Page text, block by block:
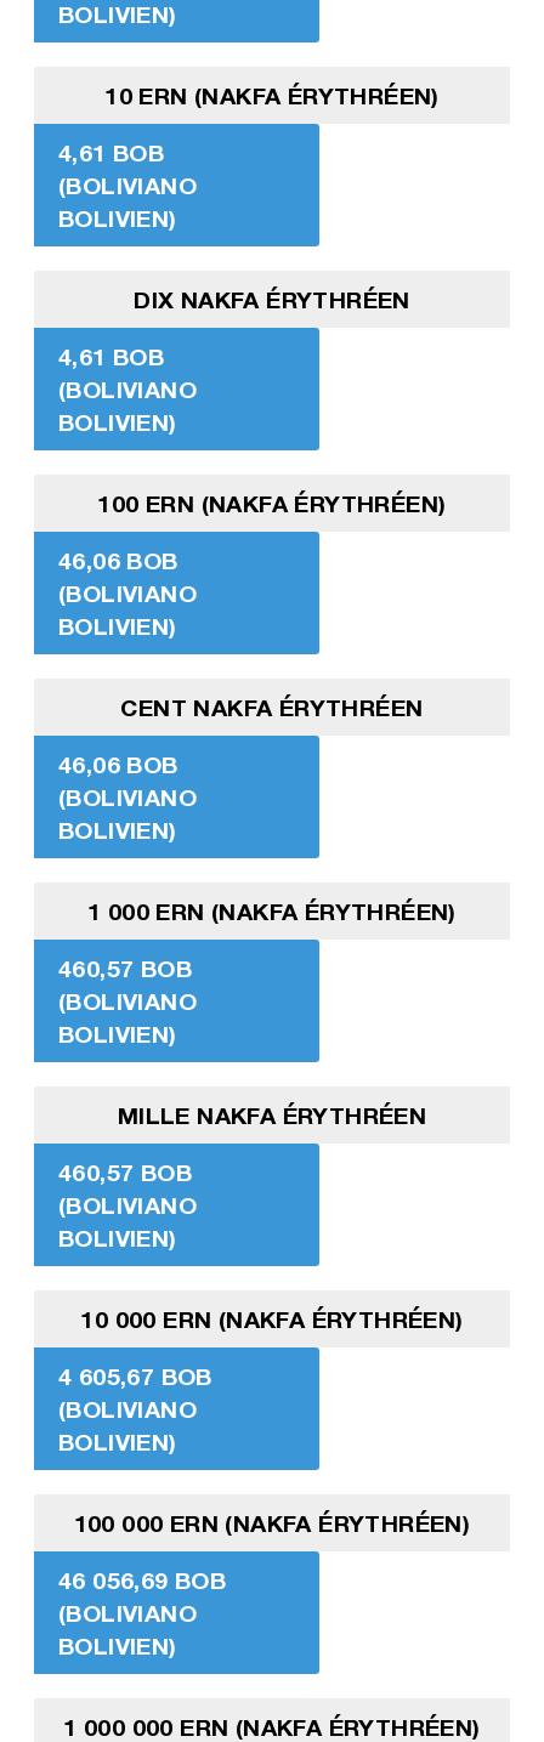
BOLIVIEN)
10 ERN (NAKFA ÉRYTHRÉEN)
4,61 BOB
(BOLIVIANO
BOLIVIEN)
DIX NAKFA ÉRYTHRÉEN
4,61 BOB
(BOLIVIANO
BOLIVIEN)
100 ERN (NAKFA ÉRYTHRÉEN)
46,06 BOB
(BOLIVIANO
BOLIVIEN)
CENT NAKFA ÉRYTHRÉEN
46,06 BOB
(BOLIVIANO
BOLIVIEN)
1 000 ERN (NAKFA ÉRYTHRÉEN)
460,57 BOB
(BOLIVIANO
BOLIVIEN)
MILLE NAKFA ÉRYTHRÉEN
460,57 BOB
(BOLIVIANO
BOLIVIEN)
10 000 ERN (NAKFA ÉRYTHRÉEN)
4 605,67 BOB
(BOLIVIANO
BOLIVIEN)
100 000 ERN (NAKFA ÉRYTHRÉEN)
46 056,69 BOB
(BOLIVIANO
BOLIVIEN)
1 000 000 ERN (NAKFA ÉRYTHRÉEN)